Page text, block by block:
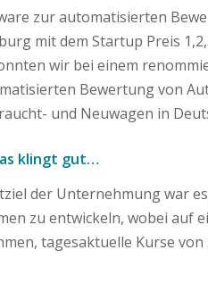
zur automatisierten
mit dem Startup Preis
wir bei einem
Bewertung von
und Neuwagen in
klingt gut…
der Unternehmung war
zu entwickeln, wobei auf
tagesaktuelle Kurse